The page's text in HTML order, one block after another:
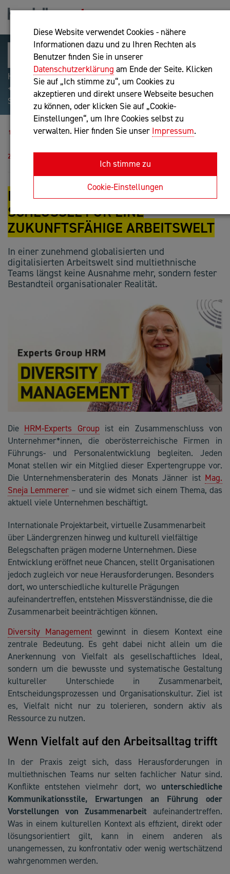
Diese Website verwendet Cookies - nähere
Informationen dazu und zu Ihren Rechten als
Benutzer finden Sie in unserer
Datenschutzerklärung am Ende der Seite. Klicken
Sie auf „Ich stimme zu“, um Cookies zu
akzeptieren und direkt unsere Webseite besuchen
zu können, oder klicken Sie auf „Cookie-
Einstellungen“, um Ihre Cookies selbst zu
verwalten. Hier finden Sie unser Impressum.
Ich stimme zu
Cookie-Einstellungen
Hilfreiche Suchparameter: Begriff einschließen:
+webshop, Begriff ausschließen: -webshop, Exakter
Suchbegriff: "internet of things"
Blog
zukunftsfähige Arbeitswelt
DIVERSITY MANAGEMENT ALS
SCHLÜSSEL FÜR EINE
ZUKUNFTSFÄHIGE ARBEITSWELT
In einer zunehmend globalisierten und
digitalisierten Arbeitswelt sind multiethnische
Teams längst keine Ausnahme mehr, sondern fester
Bestandteil organisationaler Realität.
Die HRM-Experts Group ist ein Zusammenschluss von
Unternehmer*innen, die oberösterreichische Firmen in
Führungs- und Personalentwicklung begleiten. Jeden
Monat stellen wir ein Mitglied dieser Expertengruppe vor.
Die Unternehmensberaterin des Monats Jänner ist Mag.
Sneja Lemmerer – und sie widmet sich einem Thema, das
aktuell viele Unternehmen beschäftigt.
Internationale Projektarbeit, virtuelle Zusammenarbeit
über Ländergrenzen hinweg und kulturell vielfältige
Belegschaften prägen moderne Unternehmen. Diese
Entwicklung eröffnet neue Chancen, stellt Organisationen
jedoch zugleich vor neue Herausforderungen. Besonders
dort, wo unterschiedliche kulturelle Prägungen
aufeinandertreffen, entstehen Missverständnisse, die die
Zusammenarbeit beeinträchtigen können.
Diversity Management gewinnt in diesem Kontext eine
zentrale Bedeutung. Es geht dabei nicht allein um die
Anerkennung von Vielfalt als gesellschaftliches Ideal,
sondern um die bewusste und systematische Gestaltung
kultureller Unterschiede in Zusammenarbeit,
Entscheidungsprozessen und Organisationskultur. Ziel ist
es, Vielfalt nicht nur zu tolerieren, sondern aktiv als
Ressource zu nutzen.
Wenn Vielfalt auf den Arbeitsalltag trifft
In der Praxis zeigt sich, dass Herausforderungen in
multiethnischen Teams nur selten fachlicher Natur sind.
Konflikte entstehen vielmehr dort, wo unterschiedliche
Kommunikationsstile, Erwartungen an Führung oder
Vorstellungen von Zusammenarbeit aufeinandertreffen.
Was in einem kulturellen Kontext als effizient, direkt oder
lösungsorientiert gilt, kann in einem anderen als
unangemessen, zu konfrontativ oder wenig wertschätzend
wahrgenommen werden.